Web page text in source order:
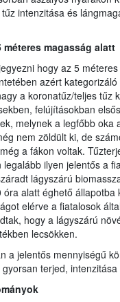
intenzitása és
magasság alatt
hogy az 5
azért
a koronatűz/teljes tűz
felújításokban
melynek a legfőbb oka
nem zöldült ki, de
a fákon voltak.
ilyen jelentős a
lágyszárú
alatt éghető állapotba
elérve a fiatalosok
hogy a lágyszárú
lecsökken.
a jelentős mennyiségű
terjed, intenzitása